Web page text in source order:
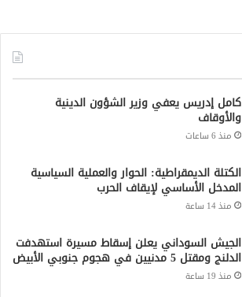
كامل إدريس يعفي وزير الشؤون الدينية
والأوقاف
منذ 6 ساعات
الكتلة الديمقراطية: الحوار والعملية السياسية
المدخل الأساسي لإيقاف الحرب
منذ 14 ساعة
الجيش السوداني يعلن إسقاط مسيرة استهدفت
الدلنج ومقتل 5 مدنيين في هجوم جنوبي الأبيض
منذ 19 ساعة